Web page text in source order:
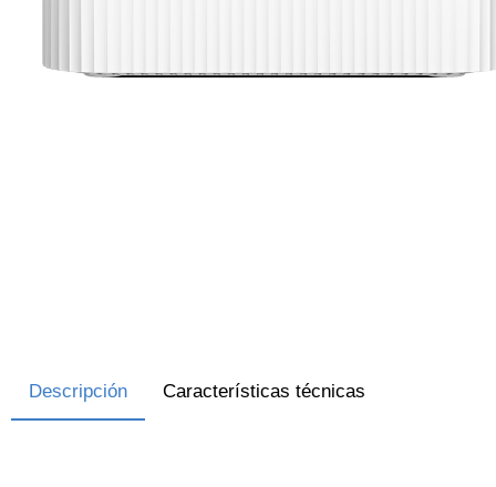
Descripción Características técnicas